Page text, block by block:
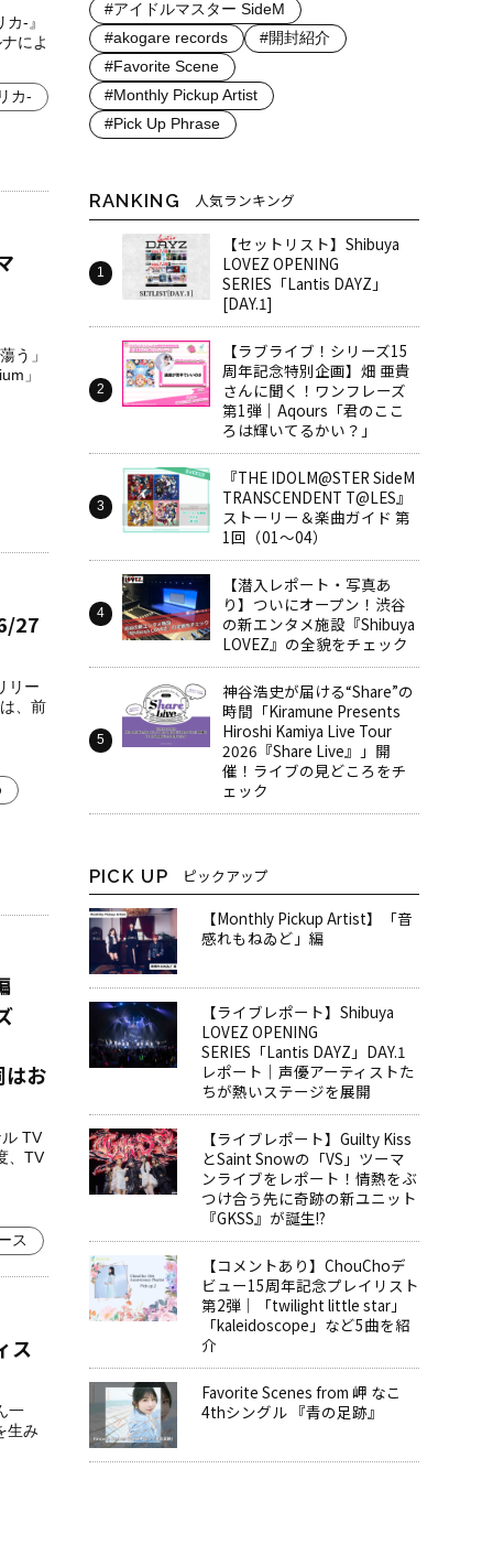
-』
によ
カ-
う」
」
27
リー
、前
はお
TV
、TV
ス
ス
一
生み
#アイドルマスター SideM
#akogare records
#開封紹介
#Favorite Scene
#Monthly Pickup Artist
#Pick Up Phrase
RANKING 人気ランキング
【セットリスト】Shibuya
LOVEZ OPENING
SERIES「Lantis DAYZ」
[DAY.1]
【ラブライブ！シリーズ15
周年記念特別企画】畑 亜貴
さんに聞く！ワンフレーズ
第1弾｜Aqours「君のここ
ろは輝いてるかい？」
『THE IDOLM@STER SideM
TRANSCENDENT T@LES』
ストーリー＆楽曲ガイド 第
1回（01～04）
【潜入レポート・写真あ
り】ついにオープン！渋谷
の新エンタメ施設『Shibuya
LOVEZ』の全貌をチェック
神谷浩史が届ける“Share”の
時間――「Kiramune Presents
Hiroshi Kamiya Live Tour
2026『Share Live』」開
催！ライブの見どころをチ
ェック
PICK UP ピックアップ
【Monthly Pickup Artist】「音
感れもねゐど」編
【ライブレポート】Shibuya
LOVEZ OPENING
SERIES「Lantis DAYZ」DAY.1
レポート｜声優アーティストた
ちが熱いステージを展開
【ライブレポート】Guilty Kiss
とSaint Snowの「VS」ツーマ
ンライブをレポート！情熱をぶ
つけ合う先に奇跡の新ユニット
『GKSS』が誕生!?
【コメントあり】ChouChoデ
ビュー15周年記念プレイリスト
第2弾｜「twilight little star」
「kaleidoscope」など5曲を紹
介
Favorite Scenes from 岬 なこ
4thシングル 『青の足跡』